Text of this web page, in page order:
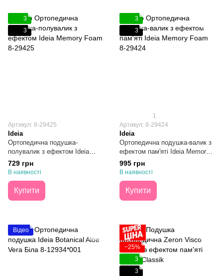
3
3
Артикул: 8-29425
Ideia
Ортопедична подушка-
полувалик з ефектом Ideia
Memory Foam 20х49
729 грн
В наявності
Купити
3
3
1
Артикул: 8-29424
Ideia
Ортопедична подушка-валик з
ефектом пам'яті Ideia Memory
Foam 20х49
995 грн
В наявності
Купити
Відео
−25%
3
3